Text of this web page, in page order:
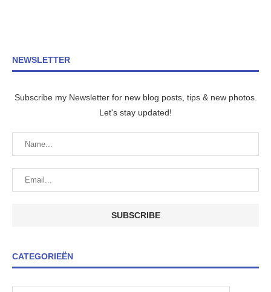
NEWSLETTER
Subscribe my Newsletter for new blog posts, tips & new photos.
Let's stay updated!
CATEGORIEËN